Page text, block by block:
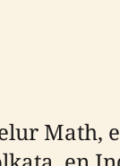
Math,